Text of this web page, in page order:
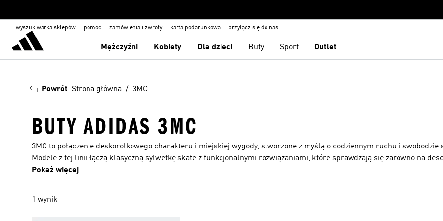
wyszukiwarka sklepów pomoc zamówienia i zwroty karta podarunkowa przyłącz się do nas
Mężczyźni Kobiety Dla dzieci Buty Sport Outlet
Powrót Strona główna 3MC
BUTY ADIDAS 3MC
3MC to połączenie deskorolkowego charakteru i miejskiej wygody, stworzone z myślą o codziennym ruchu i swobodzie
Modele z tej linii łączą klasyczną sylwetkę skate z funkcjonalnymi rozwiązaniami, które sprawdzają się zarówno na
poza skateparkiem. Niskoprofilowa cholewka zapewnia większy zakres ruchów, a elastyczna podeszwa z bieżnikiem
użytkowanie. W kolekcji znajdziesz także obuwie adidas 3mc unisex, które bez problemu dopasujesz do
Pokaż więcej
1 wynik